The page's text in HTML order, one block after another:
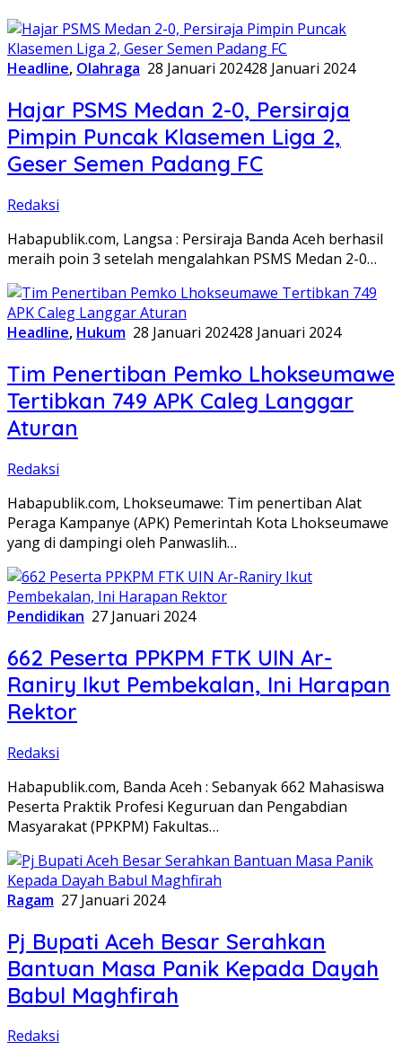
Headline, Olahraga 28 Januari 202428 Januari 2024
Hajar PSMS Medan 2-0, Persiraja
Pimpin Puncak Klasemen Liga 2,
Geser Semen Padang FC
Redaksi
Habapublik.com, Langsa : Persiraja Banda Aceh berhasil
meraih poin 3 setelah mengalahkan PSMS Medan 2-0…
Headline, Hukum 28 Januari 202428 Januari 2024
Tim Penertiban Pemko Lhokseumawe
Tertibkan 749 APK Caleg Langgar
Aturan
Redaksi
Habapublik.com, Lhokseumawe: Tim penertiban Alat
Peraga Kampanye (APK) Pemerintah Kota Lhokseumawe
yang di dampingi oleh Panwaslih…
Pendidikan 27 Januari 2024
662 Peserta PPKPM FTK UIN Ar-
Raniry Ikut Pembekalan, Ini Harapan
Rektor
Redaksi
Habapublik.com, Banda Aceh : Sebanyak 662 Mahasiswa
Peserta Praktik Profesi Keguruan dan Pengabdian
Masyarakat (PPKPM) Fakultas…
Ragam 27 Januari 2024
Pj Bupati Aceh Besar Serahkan
Bantuan Masa Panik Kepada Dayah
Babul Maghfirah
Redaksi